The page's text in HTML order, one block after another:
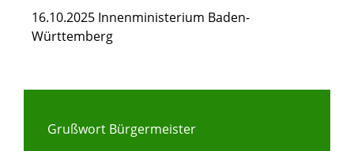
16.10.2025 Innenministerium Baden-
Württemberg
Grußwort Bürgermeister